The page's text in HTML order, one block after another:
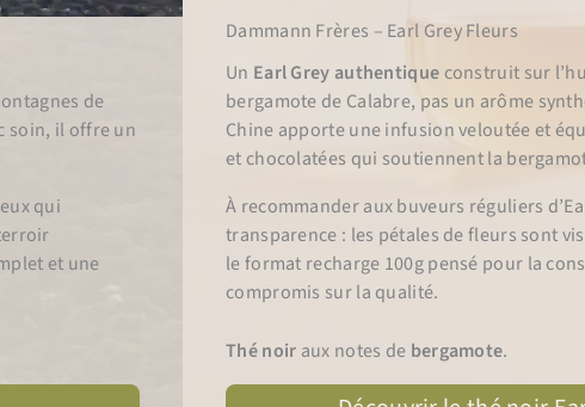
de
soin, il offre un
qui
et une
Dammann Frères – Earl Grey Fleurs
Un Earl Grey authentiqueconstruit sur
bergamote de Calabre, pas un arôme
Chine apporte une infusion veloutée et
et chocolatées qui soutiennent la
À recommander aux buveurs réguliers
transparence : les pétales de fleurs sont
le format recharge 100g pensé pour la
compromis sur la qualité.
Thé noir aux notes de bergamote.